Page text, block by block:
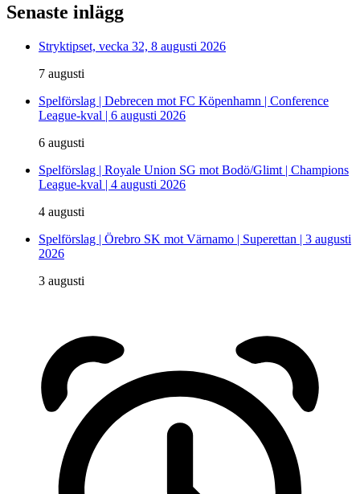
Senaste inlägg
Stryktipset, vecka 32, 8 augusti 2026
7 augusti
Spelförslag | Debrecen mot FC Köpenhamn | Conference
League-kval | 6 augusti 2026
6 augusti
Spelförslag | Royale Union SG mot Bodö/Glimt | Champions
League-kval | 4 augusti 2026
4 augusti
Spelförslag | Örebro SK mot Värnamo | Superettan | 3 augusti
2026
3 augusti